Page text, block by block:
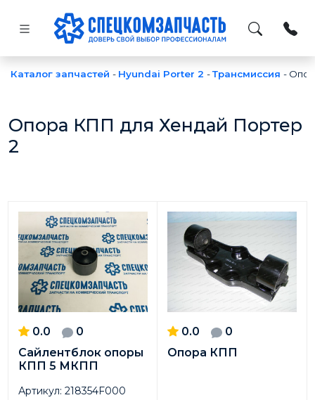
Каталог запчастей - Hyundai Porter 2 -Трансмиссия -
Опора КПП для Хендай Портер
2
0.0
0
Сайлентблок опоры
КПП 5 МКПП
Артикул: 218354F000
0.0
0
Опора КПП